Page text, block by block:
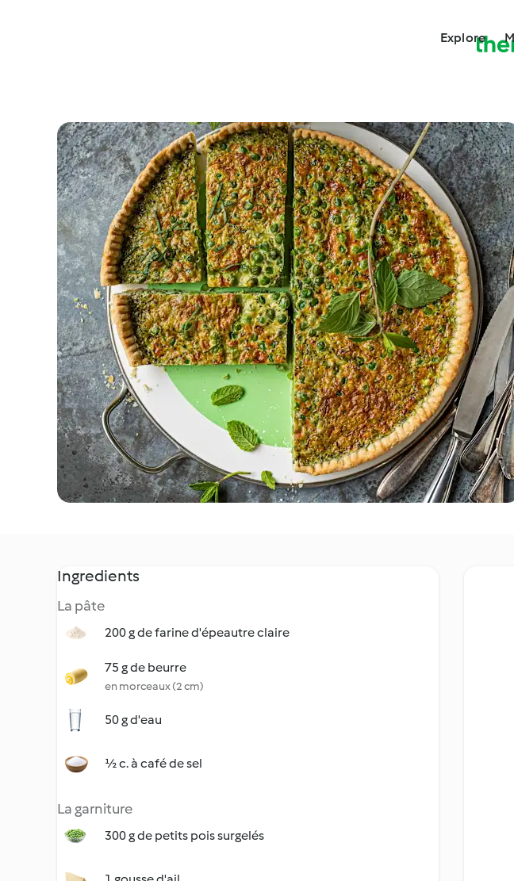
Explore
Ingredients
La pâte
200 g de farine d'épeautre claire
75 g de beurre
en morceaux (2 cm)
50 g d'eau
½ c. à café de sel
La garniture
300 g de petits pois surgelés